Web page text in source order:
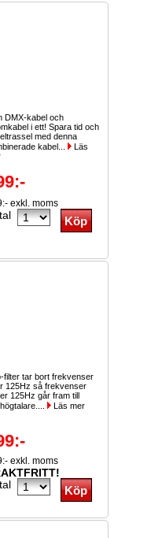
DMX-kabel och
i ett! Spara tid och
med denna
kabel...
Läs
exkl. moms
filter tar bort frekvenser
125Hz så frekvenser
125Hz går fram till
Läs mer
exkl. moms